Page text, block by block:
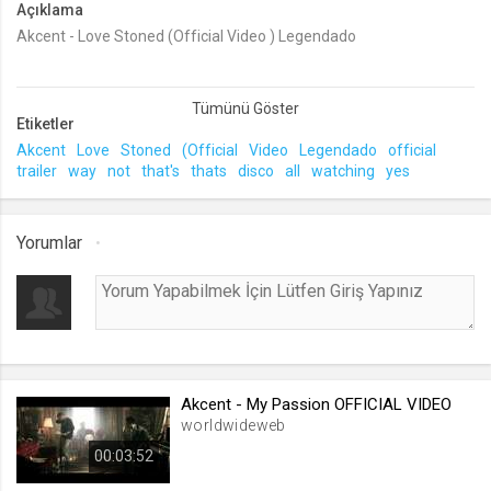
lang
Seçilen dil tercihini tutmak
.web.tv
1 ay
Açıklama
Akcent - Love Stoned (Official Video ) Legendado
Etiketler
Akcent
Love Stoned (Official Video Legendado
official
trailer
way not that's thats disco all watching yes
Yorumlar
00:03:52
Akcent - My Passion OFFICIAL VIDEO
worldwideweb